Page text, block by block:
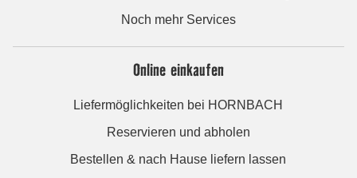
Noch mehr Services
Online einkaufen
Liefermöglichkeiten bei HORNBACH
Reservieren und abholen
Bestellen & nach Hause liefern lassen